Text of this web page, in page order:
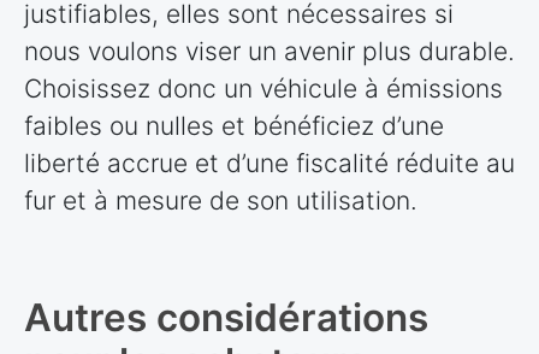
justifiables, elles sont nécessaires si
nous voulons viser un avenir plus durable.
Choisissez donc un véhicule à émissions
faibles ou nulles et bénéficiez d’une
liberté accrue et d’une fiscalité réduite au
fur et à mesure de son utilisation.
Autres considérations